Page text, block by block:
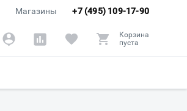
+7 (495) 109-17-90
Магазины
Корзина
пуста